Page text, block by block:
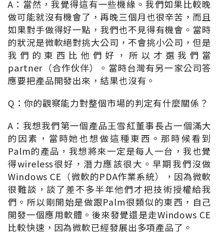
A：當然，我覺得這有一些機緣。我們如果比較晚
做可能就沒有機會了，再晚三個月也很辛苦，而且
如果對手做得好一點，我們也不見得有機會。當時
的狀況是微軟絕對挑大公司，不會挑小公司，但是
我們的東西比他們好，所以才選我們當
partner（合作伙伴）。當時台灣有另一家公司答
應要把產品開發出來，結果也沒有。
Q：你的觀察能力對整個市場的判定有什麼關係？
A：我想我們第一個產品王雪紅董事長占一個滿大
的因素，當時她也想做這種東西。那時候看到
Palm的產品，我想將來一定是每人一台，我也覺
得wireless很好，潛力應該很大。早期我們沒做
Windows CE（微軟的PDA作業系統），因為微軟
很難談，談了差不多半年他們才把技術授權給我
們。所以剛開始是做跟Palm很類似的東西，自己
開發一個應用軟體。後來發覺還是走Windows CE
比較快速，因為微軟已經發展出多項產品了。